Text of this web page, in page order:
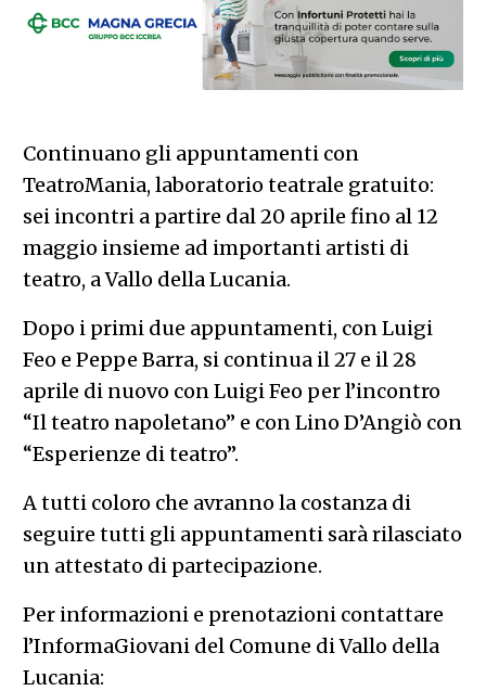
Continuano gli appuntamenti con
TeatroMania, laboratorio teatrale gratuito:
sei incontri a partire dal 20 aprile fino al 12
maggio insieme ad importanti artisti di
teatro, a Vallo della Lucania.
Dopo i primi due appuntamenti, con Luigi
Feo e Peppe Barra, si continua il 27 e il 28
aprile di nuovo con Luigi Feo per l’incontro
“Il teatro napoletano” e con Lino D’Angiò con
“Esperienze di teatro”.
A tutti coloro che avranno la costanza di
seguire tutti gli appuntamenti sarà rilasciato
un attestato di partecipazione.
Per informazioni e prenotazioni contattare
l’InformaGiovani del Comune di Vallo della
Lucania: